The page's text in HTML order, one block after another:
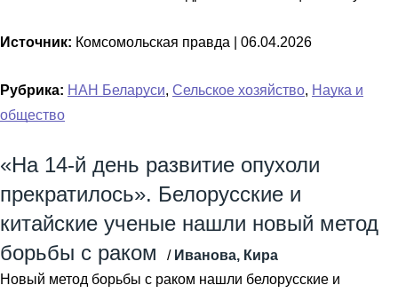
Источник: Комсомольская правда | 06.04.2026
Рубрика: НАН Беларуси, Сельское хозяйство, Наука и
общество
«На 14-й день развитие опухоли
прекратилось». Белорусские и
китайские ученые нашли новый метод
борьбы с раком
/ Иванова, Кира
Новый метод борьбы с раком нашли белорусские и